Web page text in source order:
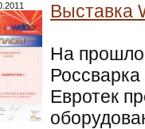
Выставка
На
Евротек